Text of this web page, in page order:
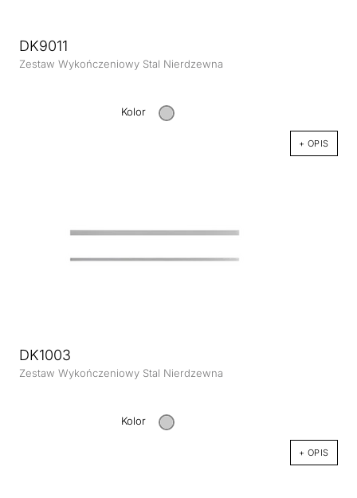
DK9011
Zestaw Wykończeniowy Stal Nierdzewna
Kolor
+ OPIS
DK1003
Zestaw Wykończeniowy Stal Nierdzewna
Kolor
+ OPIS